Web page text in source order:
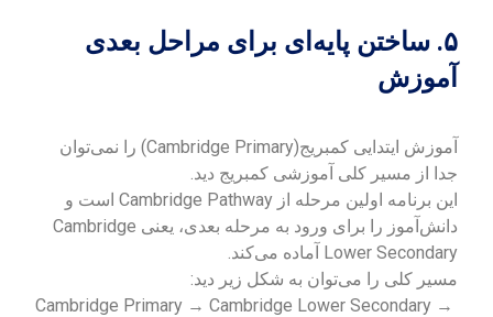
۵. ساختن پایه‌ای برای مراحل بعدی
آموزش
آموزش ایتدایی کمبریج(Cambridge Primary) را نمی‌توان
جدا از مسیر کلی آموزشی کمبریج دید.
این برنامه اولین مرحله از Cambridge Pathway است و
دانش‌آموز را برای ورود به مرحله بعدی، یعنی Cambridge
Lower Secondary آماده می‌کند.
مسیر کلی را می‌توان به شکل زیر دید:
Cambridge Primary → Cambridge Lower Secondary →